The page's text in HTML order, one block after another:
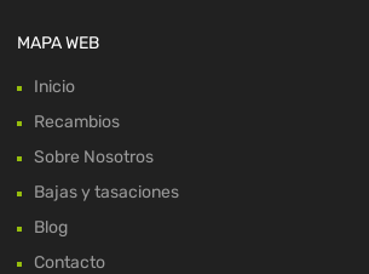
MAPA WEB
Inicio
Recambios
Sobre Nosotros
Bajas y tasaciones
Blog
Contacto